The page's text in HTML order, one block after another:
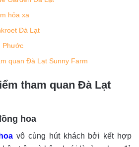
hỏa xa
Đà Lạt
Phước
quan Đà Lạt Sunny Farm
tham quan Đà Lạt
hoa
vô cùng hút khách bởi kết hợp